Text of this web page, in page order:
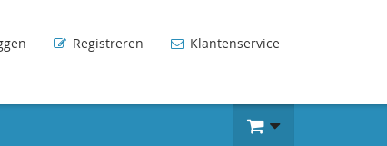
Registreren Klantenservice